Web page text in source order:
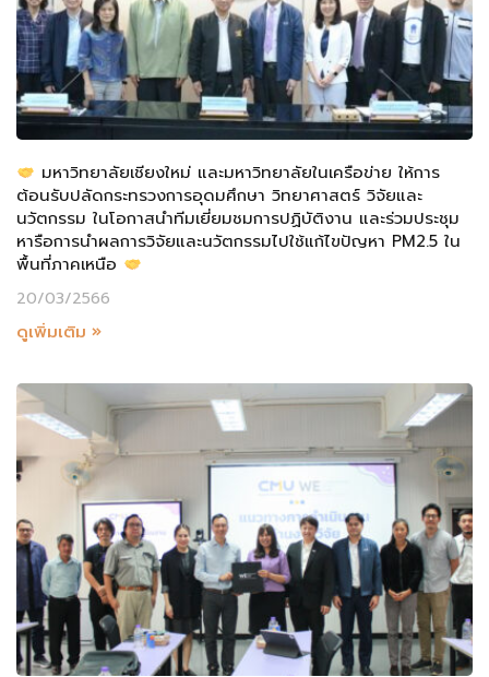
มหาวิทยาลัยเชียงใหม่ และมหาวิทยาลัยในเครือข่าย ให้การ
ต้อนรับปลัดกระทรวงการอุดมศึกษา วิทยาศาสตร์ วิจัยและ
นวัตกรรม ในโอกาสนำทีมเยี่ยมชมการปฏิบัติงาน และร่วมประชุม
หารือการนำผลการวิจัยและนวัตกรรมไปใช้แก้ไขปัญหา PM2.5 ใน
พื้นที่ภาคเหนือ
20/03/2566
ดูเพิ่มเติม »